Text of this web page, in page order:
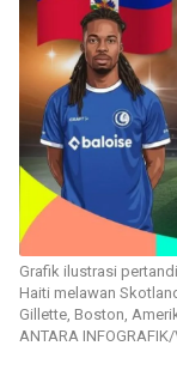
Grafik ilustrasi
Haiti melawan
Gillette, Boston,
ANTARA